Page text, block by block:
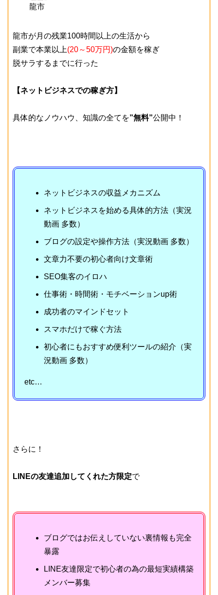
龍市
龍市が月の残業100時間以上の生活から
副業で本業以上(20～50万円)の金額を稼ぎ
脱サラするまでに行った
【ネットビジネスでの稼ぎ方】
具体的なノウハウ、知識の全てを”無料”公開中！
ネットビジネスの収益メカニズム
ネットビジネスを始める具体的方法（実況
動画 多数）
ブログの設定や操作方法（実況動画 多数）
文章力不要の初心者向け文章術
SEO集客のイロハ
仕事術・時間術・モチベーションup術
成功者のマインドセット
スマホだけで稼ぐ方法
初心者にもおすすめ便利ツールの紹介（実
況動画 多数）
etc…
さらに！
LINEの友達追加してくれた方限定で
ブログではお伝えしていない裏情報も完全
暴露
LINE友達限定で初心者の為の最短実績構築
メンバー募集